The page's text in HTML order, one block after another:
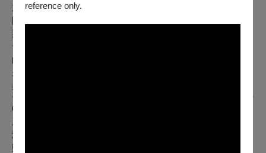
reference only.
主辦單位｜那娜擊樂二重奏NanaFormosa Percussion Duo、
國立臺灣大學藝文中心
那娜於雅頌坊與觀眾一同開箱沙龍場地，同步體驗超擊親密的
音樂呈現。演出曲目挑選平常在大型音樂廳難以呈現或被聆聽
的小樂器物件為主軸，透過近距離錄音、錄影的影片，為聽眾
呈現比現場演出時更多的細節與表現，在不同特性的空間中，
與風格各異的樂曲碰撞出火花。
6/10（五） 系列節目六：森林光・境
系列六、6/10（五）19:30
演出者｜森林光景簧片五重奏
鄭慧豐／雙簧管